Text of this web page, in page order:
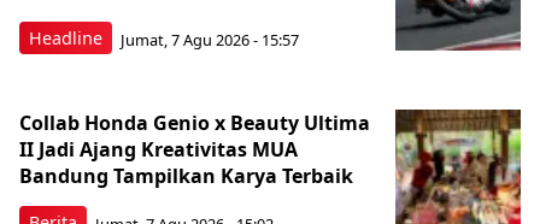
Headline Jumat, 7 Agu 2026 - 15:57
Collab Honda Genio x Beauty Ultima
II Jadi Ajang Kreativitas MUA
Bandung Tampilkan Karya Terbaik